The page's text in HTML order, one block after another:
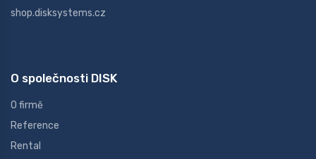
shop.disksystems.cz
O společnosti DISK
O firmě
Reference
Rental